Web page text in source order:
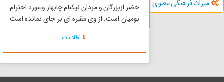
میراث فرهنگی معنوی
خضر ازبزرگان و مردان نیکنام چابهار و مورد احترام
بومیان است. از وی مقبره ای بر جای نمانده است
قایقهاست اما دارای قدمگاهی است که پیروانش به
زیارت آن م...
اطلاعات